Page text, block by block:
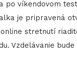
po víkendovom
je pripravená
stretnutí
Vzdelávanie